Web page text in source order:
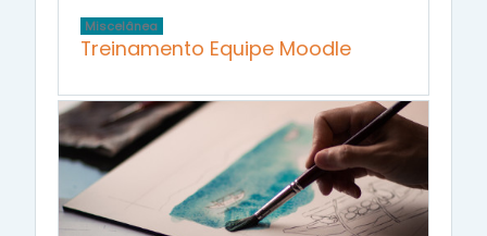
Miscelânea
Treinamento Equipe Moodle